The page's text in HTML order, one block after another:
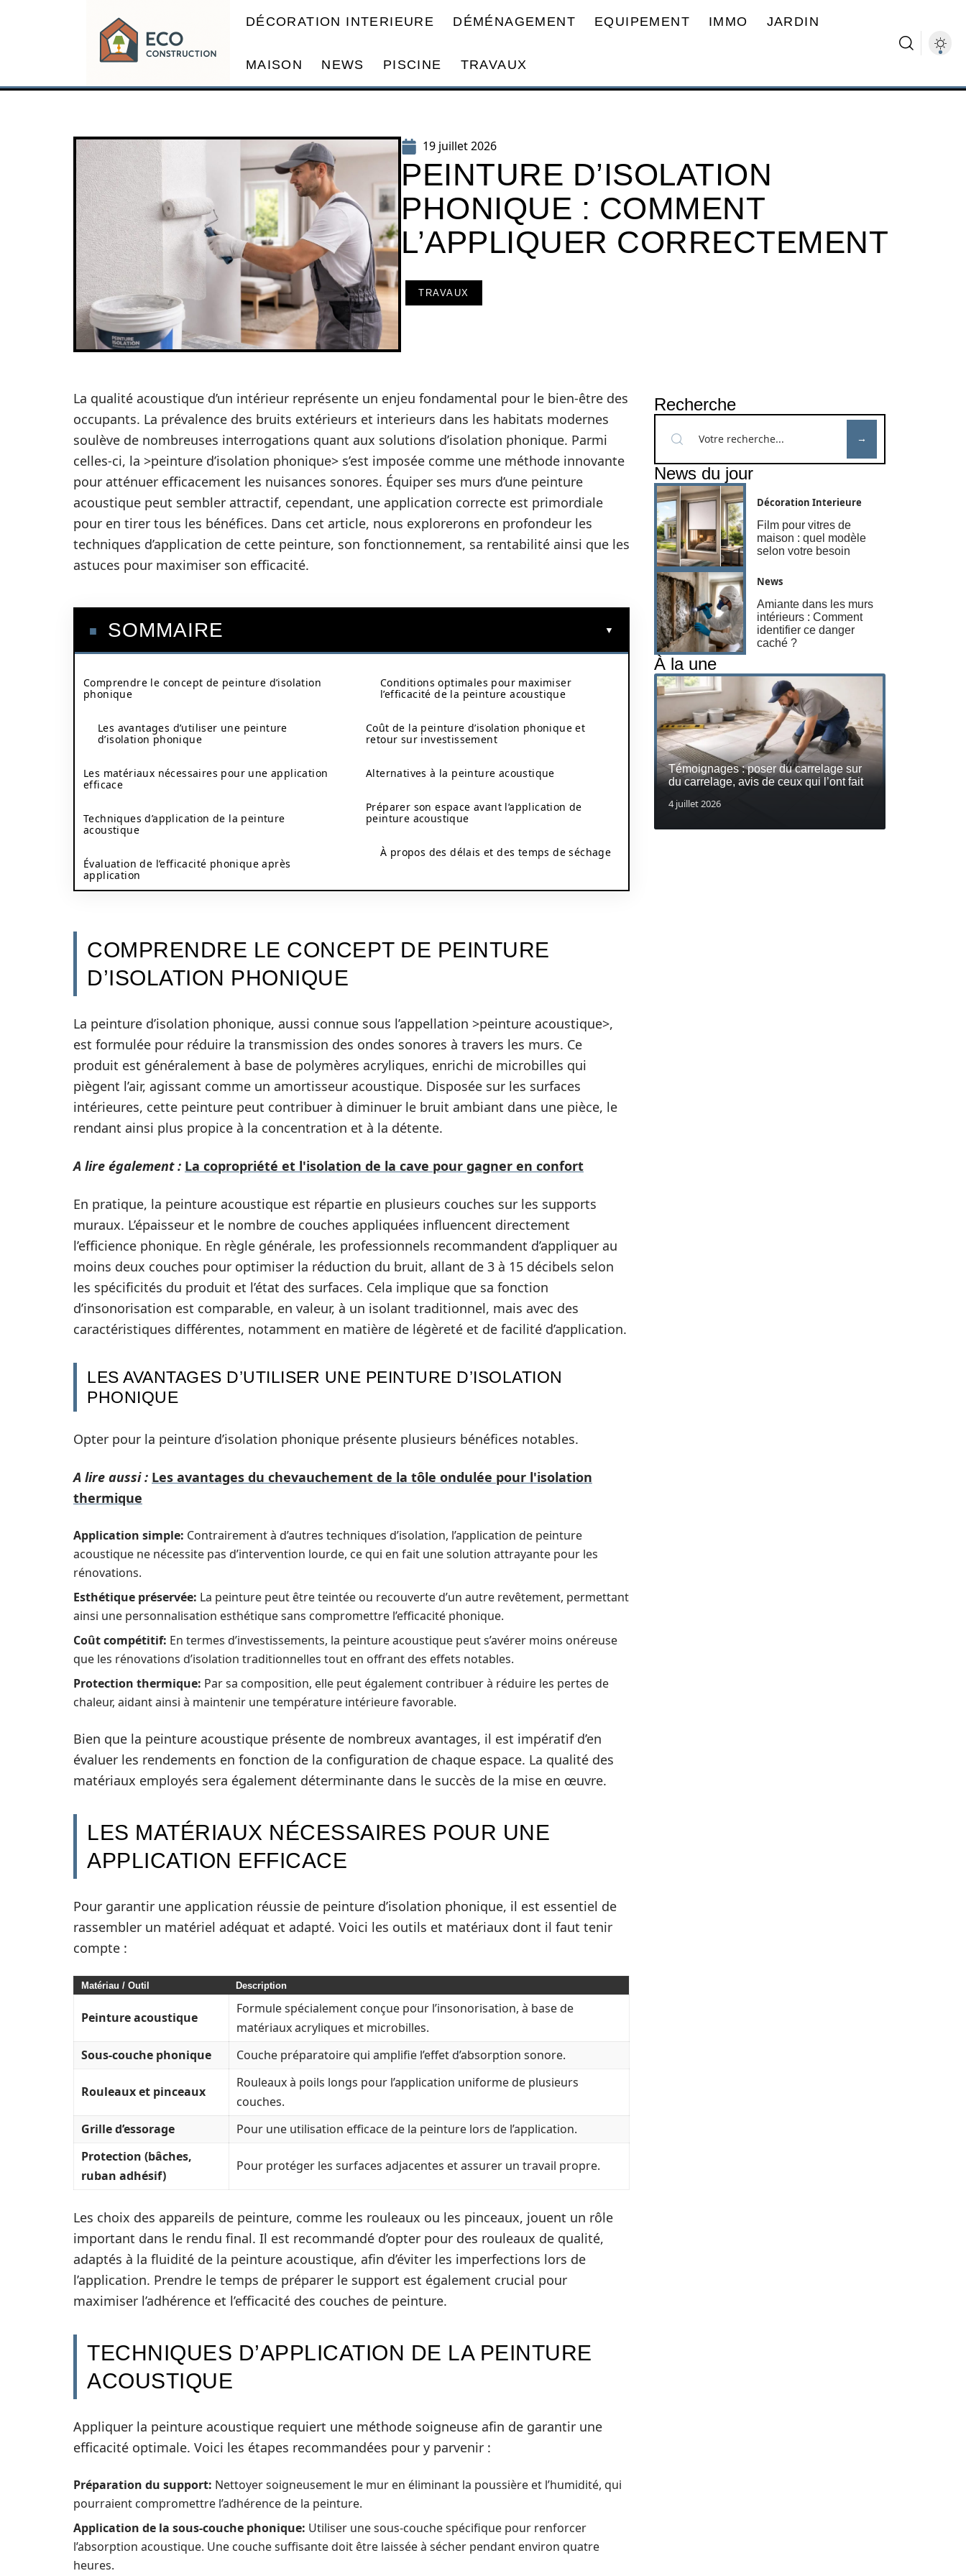
DÉCORATION INTERIEURE DÉMÉNAGEMENT EQUIPEMENT IMMO JARDIN
MAISON NEWS PISCINE TRAVAUX
19 juillet 2026
PEINTURE D’ISOLATION
PHONIQUE : COMMENT
L’APPLIQUER CORRECTEMENT
TRAVAUX
La qualité acoustique d’un intérieur représente un enjeu fondamental pour le bien-être des
occupants. La prévalence des bruits extérieurs et interieurs dans les habitats modernes
soulève de nombreuses interrogations quant aux solutions d’isolation phonique. Parmi
celles-ci, la >peinture d’isolation phonique> s’est imposée comme une méthode innovante
pour atténuer efficacement les nuisances sonores. Équiper ses murs d’une peinture
acoustique peut sembler attractif, cependant, une application correcte est primordiale
pour en tirer tous les bénéfices. Dans cet article, nous explorerons en profondeur les
techniques d’application de cette peinture, son fonctionnement, sa rentabilité ainsi que les
astuces pour maximiser son efficacité.
SOMMAIRE
Comprendre le concept de peinture d’isolation
phonique
Les avantages d’utiliser une peinture
d’isolation phonique
Les matériaux nécessaires pour une application
efficace
Techniques d’application de la peinture
acoustique
Évaluation de l’efficacité phonique après
application
Conditions optimales pour maximiser
l’efficacité de la peinture acoustique
Coût de la peinture d’isolation phonique et
retour sur investissement
Alternatives à la peinture acoustique
Préparer son espace avant l’application de
peinture acoustique
À propos des délais et des temps de séchage
COMPRENDRE LE CONCEPT DE PEINTURE
D’ISOLATION PHONIQUE
La peinture d’isolation phonique, aussi connue sous l’appellation >peinture acoustique>,
est formulée pour réduire la transmission des ondes sonores à travers les murs. Ce
produit est généralement à base de polymères acryliques, enrichi de microbilles qui
piègent l’air, agissant comme un amortisseur acoustique. Disposée sur les surfaces
intérieures, cette peinture peut contribuer à diminuer le bruit ambiant dans une pièce, le
rendant ainsi plus propice à la concentration et à la détente.
A lire également : La copropriété et l'isolation de la cave pour gagner en confort
En pratique, la peinture acoustique est répartie en plusieurs couches sur les supports
muraux. L’épaisseur et le nombre de couches appliquées influencent directement
l’efficience phonique. En règle générale, les professionnels recommandent d’appliquer au
moins deux couches pour optimiser la réduction du bruit, allant de 3 à 15 décibels selon
les spécificités du produit et l’état des surfaces. Cela implique que sa fonction
d’insonorisation est comparable, en valeur, à un isolant traditionnel, mais avec des
caractéristiques différentes, notamment en matière de légèreté et de facilité d’application.
LES AVANTAGES D’UTILISER UNE PEINTURE D’ISOLATION
PHONIQUE
Opter pour la peinture d’isolation phonique présente plusieurs bénéfices notables.
A lire aussi : Les avantages du chevauchement de la tôle ondulée pour l'isolation
thermique
Application simple: Contrairement à d’autres techniques d’isolation, l’application de peinture
acoustique ne nécessite pas d’intervention lourde, ce qui en fait une solution attrayante pour les
rénovations.
Esthétique préservée: La peinture peut être teintée ou recouverte d’un autre revêtement, permettant
ainsi une personnalisation esthétique sans compromettre l’efficacité phonique.
Coût compétitif: En termes d’investissements, la peinture acoustique peut s’avérer moins onéreuse
que les rénovations d’isolation traditionnelles tout en offrant des effets notables.
Protection thermique: Par sa composition, elle peut également contribuer à réduire les pertes de
chaleur, aidant ainsi à maintenir une température intérieure favorable.
Bien que la peinture acoustique présente de nombreux avantages, il est impératif d’en
évaluer les rendements en fonction de la configuration de chaque espace. La qualité des
matériaux employés sera également déterminante dans le succès de la mise en œuvre.
LES MATÉRIAUX NÉCESSAIRES POUR UNE
APPLICATION EFFICACE
Pour garantir une application réussie de peinture d’isolation phonique, il est essentiel de
rassembler un matériel adéquat et adapté. Voici les outils et matériaux dont il faut tenir
compte :
Matériau / Outil Description
Peinture acoustique
Formule spécialement conçue pour l’insonorisation, à base de
matériaux acryliques et microbilles.
Sous-couche phonique
Couche préparatoire qui amplifie l’effet d’absorption sonore.
Rouleaux et pinceaux
Rouleaux à poils longs pour l’application uniforme de plusieurs
couches.
Grille d’essorage
Pour une utilisation efficace de la peinture lors de l’application.
Protection (bâches,
ruban adhésif)
Pour protéger les surfaces adjacentes et assurer un travail propre.
Les choix des appareils de peinture, comme les rouleaux ou les pinceaux, jouent un rôle
important dans le rendu final. Il est recommandé d’opter pour des rouleaux de qualité,
adaptés à la fluidité de la peinture acoustique, afin d’éviter les imperfections lors de
l’application. Prendre le temps de préparer le support est également crucial pour
maximiser l’adhérence et l’efficacité des couches de peinture.
TECHNIQUES D’APPLICATION DE LA PEINTURE
ACOUSTIQUE
Appliquer la peinture acoustique requiert une méthode soigneuse afin de garantir une
efficacité optimale. Voici les étapes recommandées pour y parvenir :
Préparation du support: Nettoyer soigneusement le mur en éliminant la poussière et l’humidité, qui
pourraient compromettre l’adhérence de la peinture.
Application de la sous-couche phonique: Utiliser une sous-couche spécifique pour renforcer
l’absorption acoustique. Une couche suffisante doit être laissée à sécher pendant environ quatre
heures.
Recherche
News du jour
Décoration Interieure
Film pour vitres de
maison : quel modèle
selon votre besoin
News
Amiante dans les murs
intérieurs : Comment
identifier ce danger
caché ?
À la une
Témoignages : poser du carrelage sur
du carrelage, avis de ceux qui l’ont fait
4 juillet 2026